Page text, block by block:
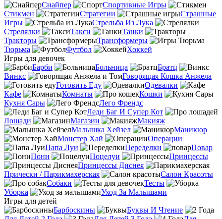
Снайпер
Спортивные Игры
Стикмен
Стратегии
Страшные
Игры
Стрельба Из Лука
Стрелялки
Такси
Танки
Тракторы
Трансформеры
Тюрьма
Футбол
Хоккей
Игры для девочек
Барби
Больница
Братц
Винкс
Говорящая Кошка Анжела
Готовить Еду
Одевалки
Кафе
Комнаты
Кошки
Кухня Сары
Лего Френдс
Леди Баг И Супер Кот
Лошади
Магазин
Макияж
Малышка Хейзел
Маникюр
Монстер Хай
Операции
Папа Луи
Переделки
Повар
Пони
Поцелуи
Принцессы
Принцессы Диснея
Прически / Парикмахерская
Салон Красоты
Собаки
Тесты
Уборка
Уход За Малышами
Игры для детей
Барбоскины
Буквы И Чтение